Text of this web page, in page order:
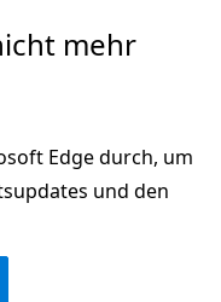
mehr
Edge durch, um
und den